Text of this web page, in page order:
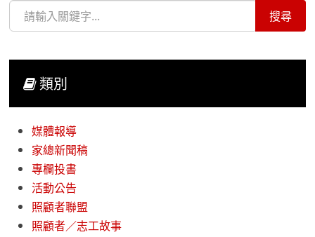
類別
媒體報導
家總新聞稿
專欄投書
活動公告
照顧者聯盟
照顧者／志工故事